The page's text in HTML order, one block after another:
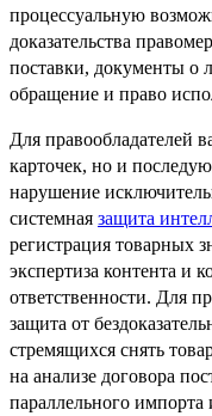
процессуальную
доказательства
поставки, документы о
обращение и право
Для правообладателей
карточек, но и
нарушение
системная защита
регистрация товарных
экспертиза контента и
ответственности. Для
защита от
стремящихся снять
на анализе договора
параллельного импорта